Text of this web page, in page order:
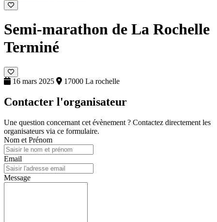
Semi-marathon de La Rochelle
Terminé
16 mars 2025 17000 La rochelle
Contacter l'organisateur
Une question concernant cet évènement ? Contactez directement les
organisateurs via ce formulaire.
Nom et Prénom
Email
Message